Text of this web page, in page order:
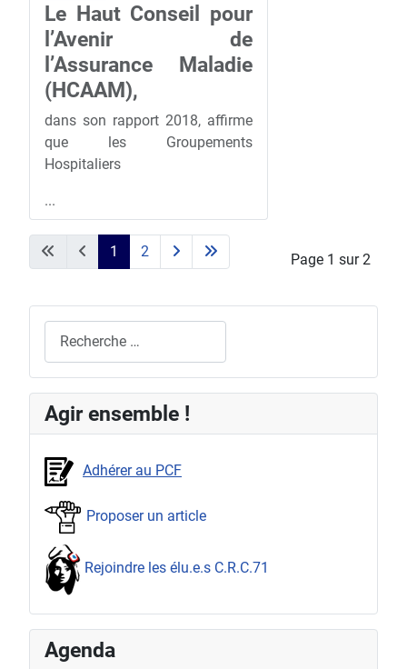
Le Haut Conseil pour
l’Avenir de
l’Assurance Maladie
(HCAAM),
dans son rapport 2018, affirme
que les Groupements
Hospitaliers
...
Page 1 sur 2
1 2
Agir ensemble !
Adhérer au PCF
Proposer un article
Rejoindre les élu.e.s C.R.C.71
Agenda